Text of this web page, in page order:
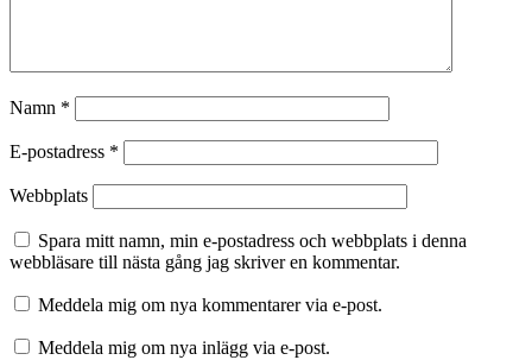
Namn *
E-postadress *
Webbplats
Spara mitt namn, min e-postadress och webbplats i denna
webbläsare till nästa gång jag skriver en kommentar.
Meddela mig om nya kommentarer via e-post.
Meddela mig om nya inlägg via e-post.